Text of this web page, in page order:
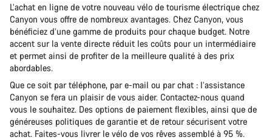
L’achat en ligne de votre nouveau vélo de tourisme électrique chez
Canyon vous offre de nombreux avantages. Chez Canyon, vous
bénéficiez d’une gamme de produits pour chaque budget. Notre
accent sur la vente directe réduit les coûts pour un intermédiaire
et permet ainsi de profiter de la meilleure qualité à des prix
abordables.
Que ce soit par téléphone, par e-mail ou par chat : l’assistance
Canyon se fera un plaisir de vous aider. Contactez-nous quand
vous le souhaitez. Des options de paiement flexibles, ainsi que de
généreuses politiques de garantie et de retour sécurisent votre
achat. Faites-vous livrer le vélo de vos rêves assemblé à 95 %.